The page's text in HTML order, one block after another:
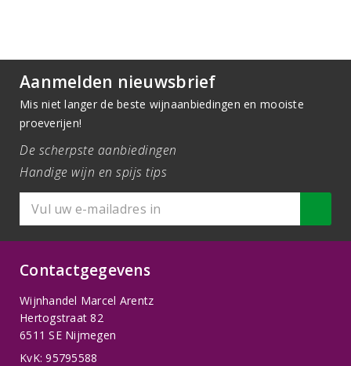
Aanmelden nieuwsbrief
Mis niet langer de beste wijnaanbiedingen en mooiste
proeverijen!
De scherpste aanbiedingen
Handige wijn en spijs tips
Contactgegevens
Wijnhandel Marcel Arentz
Hertogstraat 82
6511 SE Nijmegen
KvK: 95795588